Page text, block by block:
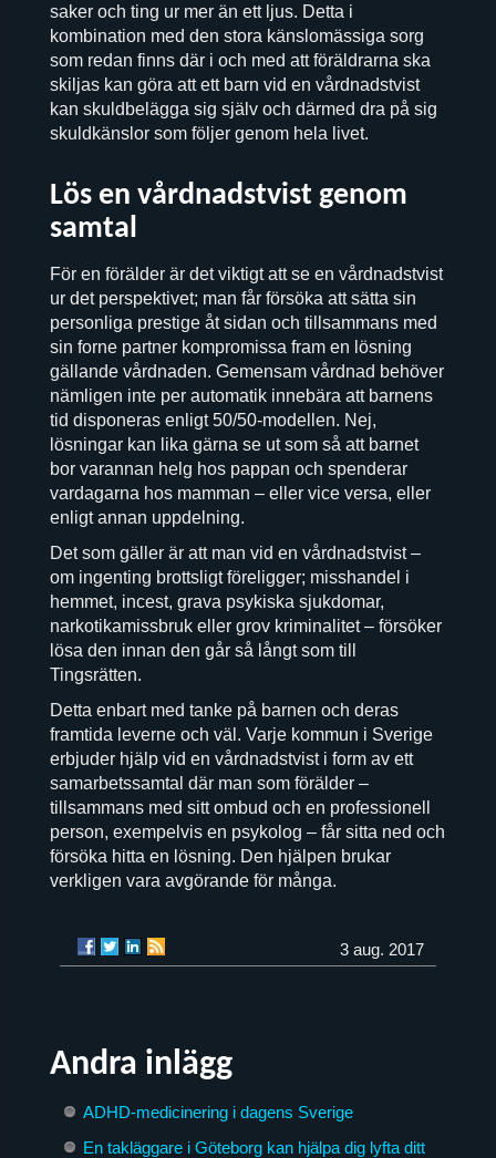
saker och ting ur mer än ett ljus. Detta i
kombination med den stora känslomässiga sorg
som redan finns där i och med att föräldrarna ska
skiljas kan göra att ett barn vid en vårdnadstvist
kan skuldbelägga sig själv och därmed dra på sig
skuldkänslor som följer genom hela livet.
Lös en vårdnadstvist genom
samtal
För en förälder är det viktigt att se en vårdnadstvist
ur det perspektivet; man får försöka att sätta sin
personliga prestige åt sidan och tillsammans med
sin forne partner kompromissa fram en lösning
gällande vårdnaden. Gemensam vårdnad behöver
nämligen inte per automatik innebära att barnens
tid disponeras enligt 50/50-modellen. Nej,
lösningar kan lika gärna se ut som så att barnet
bor varannan helg hos pappan och spenderar
vardagarna hos mamman – eller vice versa, eller
enligt annan uppdelning.
Det som gäller är att man vid en vårdnadstvist –
om ingenting brottsligt föreligger; misshandel i
hemmet, incest, grava psykiska sjukdomar,
narkotikamissbruk eller grov kriminalitet – försöker
lösa den innan den går så långt som till
Tingsrätten.
Detta enbart med tanke på barnen och deras
framtida leverne och väl. Varje kommun i Sverige
erbjuder hjälp vid en vårdnadstvist i form av ett
samarbetssamtal där man som förälder –
tillsammans med sitt ombud och en professionell
person, exempelvis en psykolog – får sitta ned och
försöka hitta en lösning. Den hjälpen brukar
verkligen vara avgörande för många.
3 aug. 2017
Andra inlägg
ADHD-medicinering i dagens Sverige
En takläggare i Göteborg kan hjälpa dig lyfta ditt